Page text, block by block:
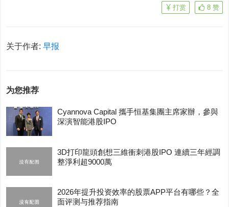
8 赞
打赏
关于作者:早报
为您推荐
Cyannova Capital 攜手恒基集團主席家辦，參與
深演智能港股IPO
3D打印龍頭創想三維衝刺港股IPO 連續三年經調
整淨利超9000萬
2026年提升投资效率的股票APP平台有哪些？全
面评测与推荐指南